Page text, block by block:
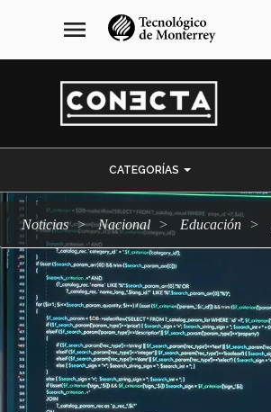
navegación
principal
menu
CATEGORÍAS
Noticias Nacional Educación